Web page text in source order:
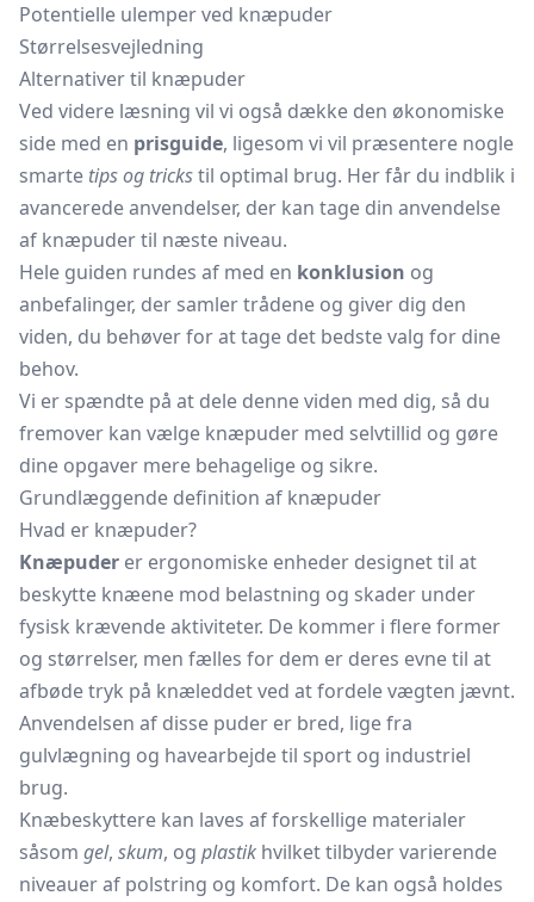
Potentielle ulemper ved knæpuder
Størrelsesvejledning
Alternativer til knæpuder
Ved videre læsning vil vi også dække den økonomiske
side med en prisguide, ligesom vi vil præsentere nogle
smarte tips og trickstil optimal brug. Her får du indblik i
avancerede anvendelser, der kan tage din anvendelse
af knæpuder til næste niveau.
Hele guiden rundes af med en konklusion og
anbefalinger, der samler trådene og giver dig den
viden, du behøver for at tage det bedste valg for dine
behov.
Vi er spændte på at dele denne viden med dig, så du
fremover kan vælge knæpuder med selvtillid og gøre
dine opgaver mere behagelige og sikre.
Grundlæggende definition af knæpuder
Hvad er knæpuder?
Knæpuder er ergonomiske enheder designet til at
beskytte knæene mod belastning og skader under
fysisk krævende aktiviteter. De kommer i flere former
og størrelser, men fælles for dem er deres evne til at
afbøde tryk på knæleddet ved at fordele vægten jævnt.
Anvendelsen af disse puder er bred, lige fra
gulvlægning og havearbejde til sport og industriel
brug.
Knæbeskyttere kan laves af forskellige materialer
såsom gel, skum, og plastik hvilket tilbyder varierende
niveauer af polstring og komfort. De kan også holdes